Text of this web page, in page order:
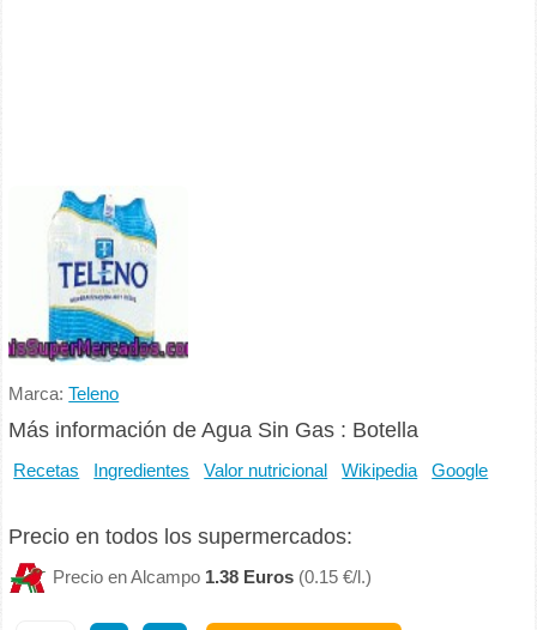
Marca:Teleno
Más información de Agua Sin Gas : Botella
Recetas Ingredientes Valor nutricional Wikipedia Google
Precio en todos los supermercados:
Precio en Alcampo 1.38 Euros (0.15 €/l.)